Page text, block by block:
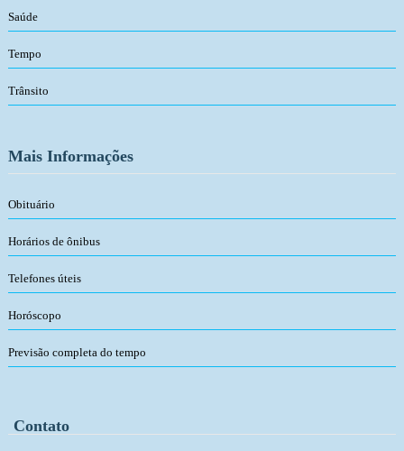
Saúde
Tempo
Trânsito
Mais Informações
Obituário
Horários de ônibus
Telefones úteis
Horóscopo
Previsão completa do tempo
Contato